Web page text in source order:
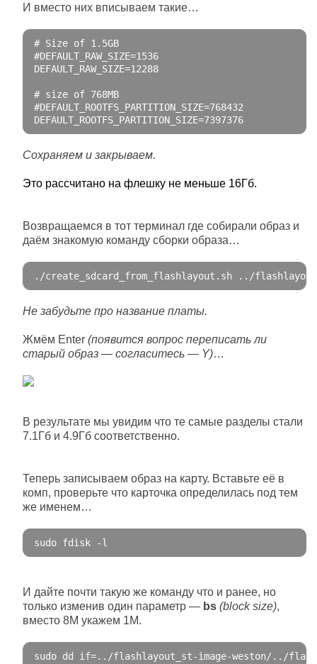
И вместо них вписываем такие…
# Size of 1.5GB
#DEFAULT_RAW_SIZE=1536
DEFAULT_RAW_SIZE=12288
# size of 768MB
#DEFAULT_ROOTFS_PARTITION_SIZE=768432
DEFAULT_ROOTFS_PARTITION_SIZE=7397376
Сохраняем и закрываем.
Это рассчитано на флешку не меньше 16Гб.
Возвращаемся в тот терминал где собирали образ и
даём знакомую команду сборки образа…
. /create_sdcard_from_flashlayout.sh ../
Не забудьте про название платы.
Жмём Enter (появится вопрос переписать ли
старый образ — согласитесь — Y)…
В результате мы увидим что те самые разделы стали
7.1Гб и 4.9Гб соответственно.
Теперь записываем образ на карту. Вставьте её в
комп, проверьте что карточка определилась под тем
же именем…
sudo fdisk -l
И дайте почти такую же команду что и ранее, но
только изменив один параметр — bs (block size),
вместо 8M укажем 1M.
sudo dd if=.. /flashlayout_st-image-weston/ . . /